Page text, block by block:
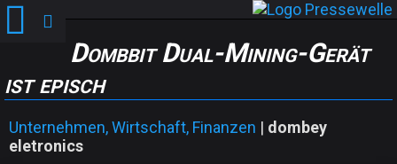
Dombbit Dual-Mining-Gerät
ist episch
Unternehmen, Wirtschaft, Finanzen | dombey
eletronics